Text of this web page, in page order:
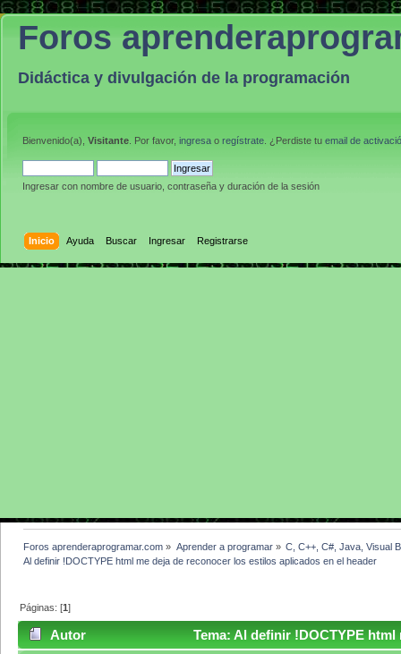
Foros
Didáctica y divulgación de la programación
Bienvenido(a), Visitante . Por favor, ingresa o regístrate . ¿Perdiste tu email de
Ingresar con nombre de usuario, contraseña y duración de la sesión
Inicio Ayuda Buscar Ingresar Registrarse
Foros aprenderaprogramar.com » Aprender a programar» C, C++, C#, Java, Visual
Al definir !DOCTYPE html me deja de reconocer los estilos aplicados en el header
Páginas: [1]
Autor
Tema: Al definir !DOCTYPE